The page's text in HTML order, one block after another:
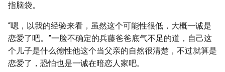
指脑袋。
“嗯，以我的经验来看，虽然这个可能性很低，大概一诚是
恋爱了吧。”一脸不确定的兵藤爸爸底气不足的道，自己这
个儿子是什么德性他这个当父亲的自然很清楚，不过就算是
恋爱了，恐怕也是一诚在暗恋人家吧。